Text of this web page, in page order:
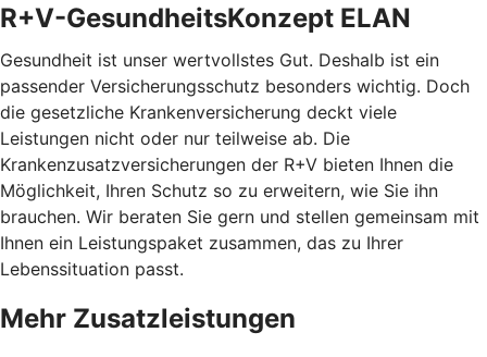
R+V-GesundheitsKonzept ELAN
Gesundheit ist unser wertvollstes Gut. Deshalb ist ein
passender Versicherungsschutz besonders wichtig. Doch
die gesetzliche Krankenversicherung deckt viele
Leistungen nicht oder nur teilweise ab. Die
Krankenzusatzversicherungen der R+V bieten Ihnen die
Möglichkeit, Ihren Schutz so zu erweitern, wie Sie ihn
brauchen. Wir beraten Sie gern und stellen gemeinsam mit
Ihnen ein Leistungspaket zusammen, das zu Ihrer
Lebenssituation passt.
Mehr Zusatzleistungen